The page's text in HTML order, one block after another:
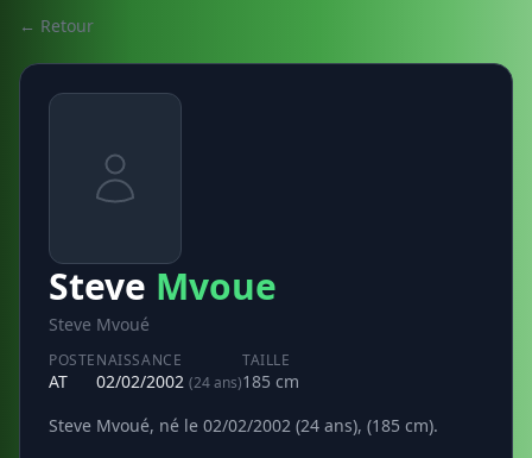
← Retour
Steve Mvoue
Steve Mvoué
POSTE
AT
NAISSANCE
02/02/2002 (24 ans)
TAILLE
185 cm
Steve Mvoué, né le 02/02/2002 (24 ans), (185 cm).